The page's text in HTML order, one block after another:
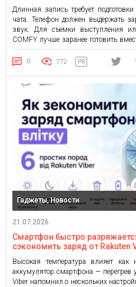
Длинная запись требует
чата. Телефон должен выдержать
звук. Для съемки выступления
COMFY лучше заранее готовить
USB-C и свободным местом под
середине важного фрагмента. Как
0 772 PR
Гаджеты, Новости
21.07.2026
Смартфон быстро
сэкономить заряд от Rakuten
Высокая температура влияет
аккумулятор смартфона — перегрев
Viber напомнил о нескольких